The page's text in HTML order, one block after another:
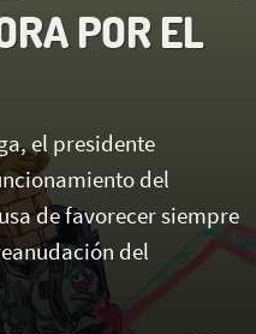
POR EL
el presidente
del
de favorecer siempre
del